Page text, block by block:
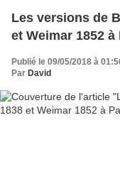
Les versions de
et Weimar 1852
Publié le 09/05/2018 à
Par David